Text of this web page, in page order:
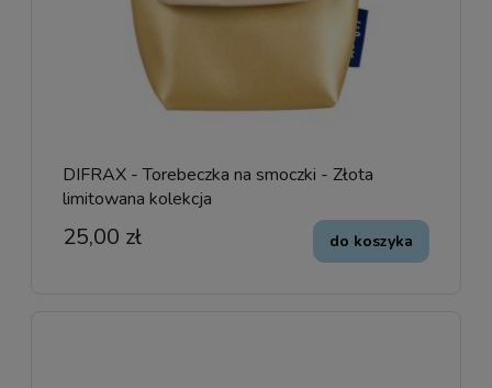
DIFRAX - Torebeczka na smoczki - Złota
limitowana kolekcja
25,00 zł do koszyka